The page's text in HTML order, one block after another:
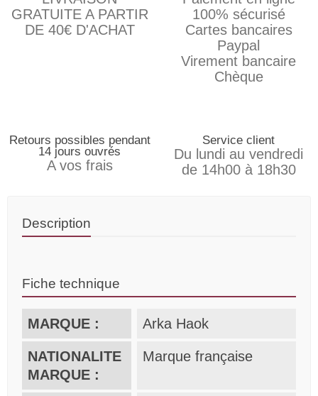
GRATUITE A PARTIR
DE 40€ D'ACHAT
100% sécurisé
Cartes bancaires
Paypal
Virement bancaire
Chèque
Retours possibles pendant
14 jours ouvrés
A vos frais
Service client
Du lundi au vendredi
de 14h00 à 18h30
Description
Fiche technique
MARQUE : Arka Haok
NATIONALITE
MARQUE :
Marque française